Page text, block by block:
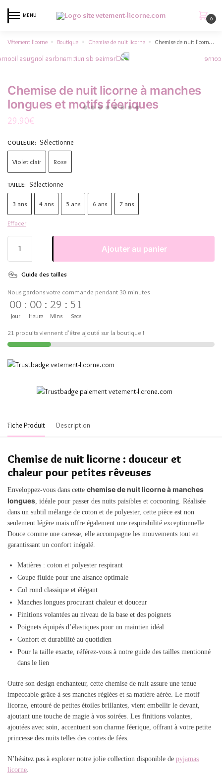
MENU
0
Vêtement licorne » Boutique » Chemise de nuit licorne » Chemise de nuit licorne à manches longues et motifs féeriques
Chemise de nuit licorne à manches
longues et motifs féeriques
29.90€
COULEUR: Sélectionne
Violet clair Rose
TAILLE: Sélectionne
3 ans 4 ans 5 ans 6 ans 7 ans
Effacer
Ajouter au panier
Guide des tailles
Nous gardons votre commande pendant 30 minutes
00
Jour
: 00
Heure
: 29
Mins
: 51
Secs
21 produits viennent d'être ajouté sur la boutique !
Fiche Produit Description
Chemise de nuit licorne : douceur et
chaleur pour petites rêveuses
Enveloppez-vous dans cette chemise de nuit licorne à manches
longues, idéale pour passer des nuits paisibles et cocooning. Réalisée
dans un subtil mélange de coton et de polyester, cette pièce est non
seulement légère mais offre également une respirabilité exceptionnelle.
Douce comme une caresse, elle accompagne les mouvements tout en
garantissant un confort inégalé.
Matières : coton et polyester respirant
Coupe fluide pour une aisance optimale
Col rond classique et élégant
Manches longues procurant chaleur et douceur
Finitions volantées au niveau de la base et des poignets
Poignets équipés d’élastiques pour un maintien idéal
Confort et durabilité au quotidien
Pour la taille exacte, référez-vous à notre guide des tailles mentionné
dans le lien
Outre son design enchanteur, cette chemise de nuit assure une tenue
impeccable grâce à ses manches réglées et sa matière aérée. Le motif
licorne, entouré de petites étoiles brillantes, vient embellir le devant,
ajoutant une touche de magie à vos soirées. Les finitions volantes,
ajoutées avec soin, accentuent son charme féerique, offrant à votre petite
princesse des nuits telles des contes de fées.
N’hésitez pas à explorer notre jolie collection disponible de pyjamas
licorne